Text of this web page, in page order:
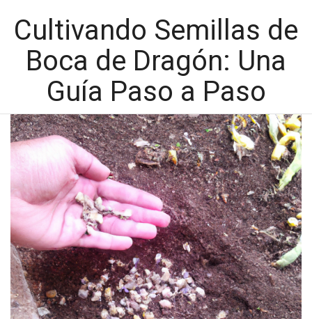
Cultivando Semillas de
Boca de Dragón: Una
Guía Paso a Paso